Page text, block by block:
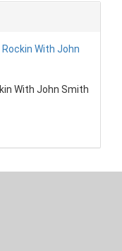
With John Smith